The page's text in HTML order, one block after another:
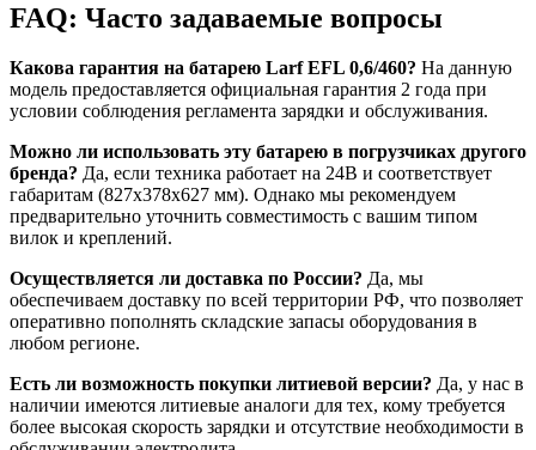
FAQ: Часто задаваемые вопросы
Какова гарантия на батарею Larf EFL 0,6/460? На данную
модель предоставляется официальная гарантия 2 года при
условии соблюдения регламента зарядки и обслуживания.
Можно ли использовать эту батарею в погрузчиках другого
бренда? Да, если техника работает на 24В и соответствует
габаритам (827x378x627 мм). Однако мы рекомендуем
предварительно уточнить совместимость с вашим типом
вилок и креплений.
Осуществляется ли доставка по России? Да, мы
обеспечиваем доставку по всей территории РФ, что позволяет
оперативно пополнять складские запасы оборудования в
любом регионе.
Есть ли возможность покупки литиевой версии? Да, у нас в
наличии имеются литиевые аналоги для тех, кому требуется
более высокая скорость зарядки и отсутствие необходимости в